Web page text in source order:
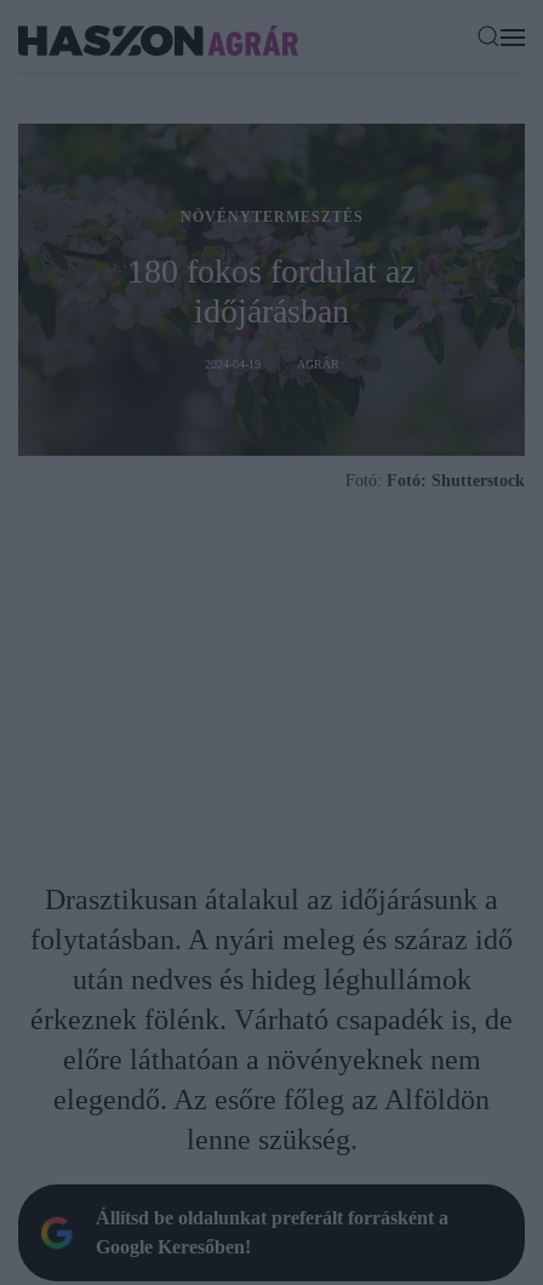
NÖVÉNYTERMESZTÉS
180 fokos fordulat az
időjárásban
2024-04-19 AGRÁR
Fotó: Fotó: Shutterstock
Drasztikusan átalakul az időjárásunk a
folytatásban. A nyári meleg és száraz idő
után nedves és hideg léghullámok
érkeznek fölénk. Várható csapadék is, de
előre láthatóan a növényeknek nem
elegendő. Az esőre főleg az Alföldön
lenne szükség.
Állítsd be oldalunkat preferált forrásként a
Google Keresőben!